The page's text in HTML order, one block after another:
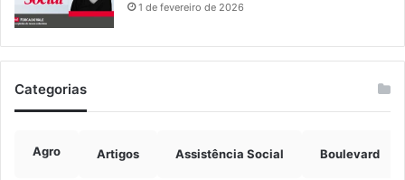
1 de fevereiro de 2026
Categorias
Agro Artigos Assistência Social Boulevard